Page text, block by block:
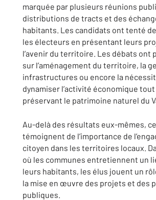
marquée par plusieurs réunions
distributions de tracts et des
habitants. Les candidats ont tenté
les électeurs en présentant leurs
l’avenir du territoire. Les débats ont
sur l’aménagement du territoire, la
infrastructures ou encore la
dynamiser l’activité économique tout
préservant le patrimoine naturel du
Au-delà des résultats eux-mêmes,
témoignent de l’importance de
citoyen dans les territoires locaux.
où les communes entretiennent un
leurs habitants, les élus jouent un
la mise en œuvre des projets et des
publiques.